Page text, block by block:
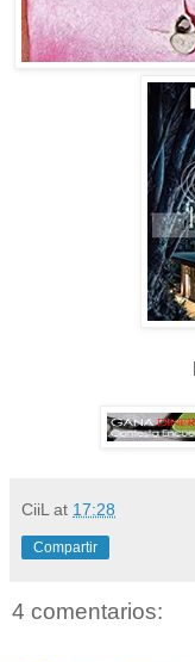
CiiL at 17:28
Compartir
4 comentarios: